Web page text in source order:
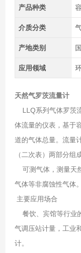
产品种类
介质分类
产地类别
应用领域
天然气罗茨流量计
LLQ系列气体罗茨
体流量的仪表，基于
道的气体总量。流量
（二次表）两部分组成
可测气体，测量天
气体等非腐蚀性气体。
主要应用场合
餐饮、宾馆等行业
气调压站计量，工业
计。